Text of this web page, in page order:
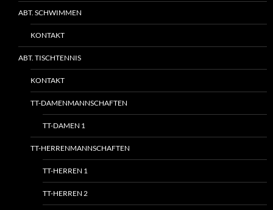
ABT. SCHWIMMEN
KONTAKT
ABT. TISCHTENNIS
KONTAKT
TT-DAMENMANNSCHAFTEN
TT-DAMEN 1
TT-HERRENMANNSCHAFTEN
TT-HERREN 1
TT-HERREN 2